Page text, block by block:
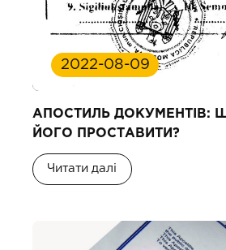
2022-08-09
АПОСТИЛЬ ДОКУМЕНТІВ:
ЙОГО ПРОСТАВИТИ?
Читати далі